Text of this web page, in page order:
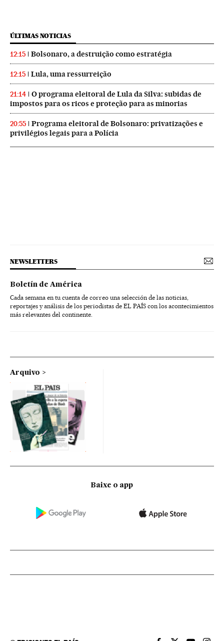
ÚLTIMAS NOTICIAS
12:15 Bolsonaro, a destruição como estratégia
12:15 Lula, uma ressurreição
21:14
O programa eleitoral de Lula da Silva: subidas de
impostos para os ricos e proteção para as minorias
20:55
Programa eleitoral de Bolsonaro: privatizações e
privilégios legais para a Polícia
NEWSLETTERS
Boletín de América
Cada semana en tu cuenta de correo una selección de las noticias,
reportajes y análisis de los periodistas de EL PAÍS con los acontecimientos
más relevantes del continente.
Arquivo
Baixe o app